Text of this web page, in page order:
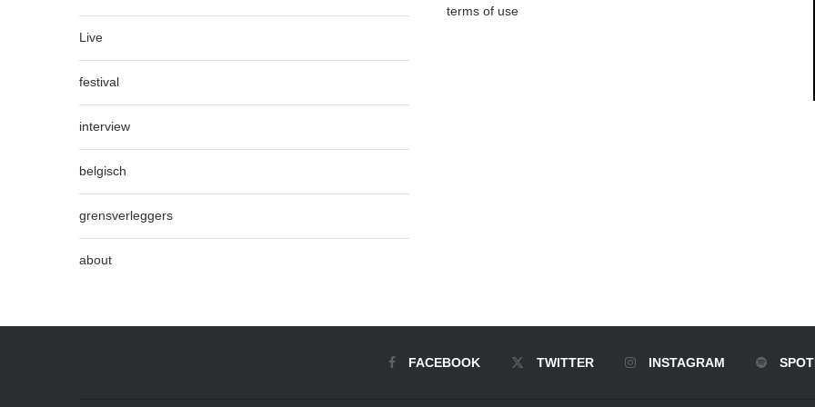
Live
festival
interview
belgisch
grensverleggers
about
terms of use
FACEBOOK TWITTER INSTAGRAM